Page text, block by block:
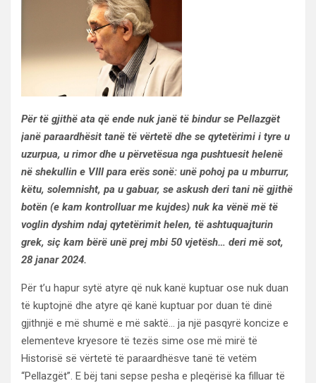
Për të gjithë ata që ende nuk janë të bindur se Pellazgët
janë paraardhësit tanë të vërtetë dhe se qytetërimi i tyre u
uzurpua, u rimor dhe u përvetësua nga pushtuesit helenë
në shekullin e VIII para erës sonë: unë pohoj pa u mburrur,
këtu, solemnisht, pa u gabuar, se askush deri tani në gjithë
botën (e kam kontrolluar me kujdes) nuk ka vënë më të
voglin dyshim ndaj qytetërimit helen, të ashtuquajturin
grek, siç kam bërë unë prej mbi 50 vjetësh… deri më sot,
28 janar 2024.
Për t’u hapur sytë atyre që nuk kanë kuptuar ose nuk duan
të kuptojnë dhe atyre që kanë kuptuar por duan të dinë
gjithnjë e më shumë e më saktë… ja një pasqyrë koncize e
elementeve kryesore të tezës sime ose më mirë të
Historisë së vërtetë të paraardhësve tanë të vetëm
“Pellazgët”. E bëj tani sepse pesha e pleqërisë ka filluar të